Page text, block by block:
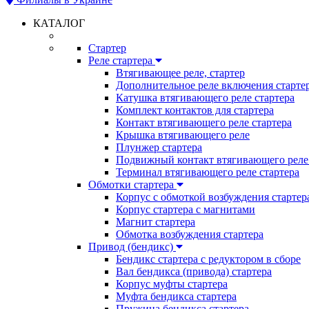
КАТАЛОГ
Стартер
Реле стартера
Втягивающее реле, стартер
Дополнительное реле включения
Катушка втягивающего реле стартера
Комплект контактов для стартера
Контакт втягивающего реле стартера
Крышка втягивающего реле
Плунжер стартера
Подвижный контакт втягивающего реле
Терминал втягивающего реле стартера
Обмотки стартера
Корпус с обмоткой возбуждения
Корпус стартера с магнитами
Магнит стартера
Обмотка возбуждения стартера
Привод (бендикс)
Бендикс стартера с редуктором в сборе
Вал бендикса (привода) стартера
Корпус муфты стартера
Муфта бендикса стартера